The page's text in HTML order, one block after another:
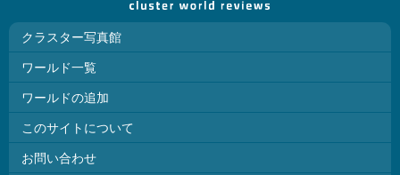
クラスター写真館
ワールド一覧
ワールドの追加
このサイトについて
お問い合わせ